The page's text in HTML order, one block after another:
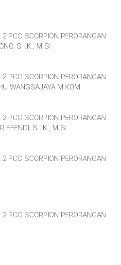
PCC SCORPION PERORANGAN
S.I.K., M.Si
PCC SCORPION PERORANGAN
WANGSAJAYA M.KOM
PCC SCORPION PERORANGAN
EFENDI, S.I.K., M.Si
PCC SCORPION PERORANGAN
PCC SCORPION PERORANGAN